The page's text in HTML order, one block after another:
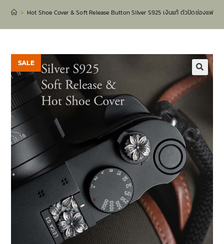
> Hot Shoe Cover & Soft Release Button Silver S925 เงินแท้ ตัวปิดช่องแฟลช
🔍
SALE